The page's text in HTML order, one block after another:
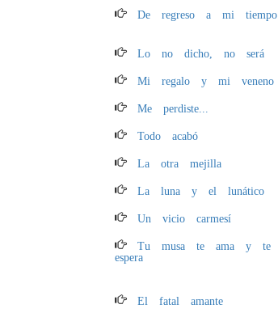
De regreso a mi tiempo
Lo no dicho, no será
Mi regalo y mi veneno
Me perdiste...
Todo acabó
La otra mejilla
La luna y el lunático
Un vicio carmesí
Tu musa te ama y te
espera
El fatal amante